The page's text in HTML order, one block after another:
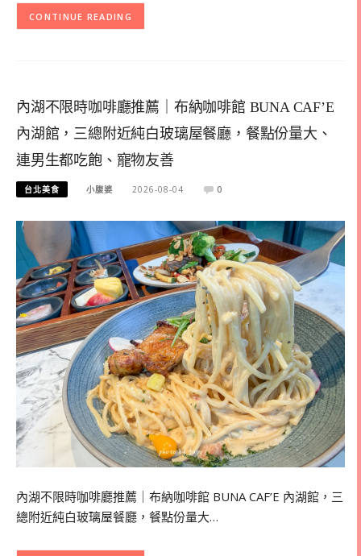
CONTINUE READING
內湖不限時咖啡廳推薦｜布納咖啡館 BUNA CAF’E
內湖館，三總附近純白玻璃屋餐廳，餐點份量大、
連男生都吃飽、寵物友善
台北美食 小腹婆 2026-08-04 0
內湖不限時咖啡廳推薦｜布納咖啡館 BUNA CAF’E 內湖館，三
總附近純白玻璃屋餐廳，餐點份量大…